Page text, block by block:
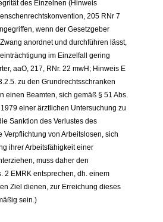
des Einzelnen (Hinweis
205 RNr 7
wenn der Gesetzgeber
anordnet und durchführen lässt,
im Einzelfall gering
aaO, 217, RNr. 22 mwH; Hinweis E
zu den Grundrechtsschranken
einen Beamten, sich gemäß § 51 Abs.
einer ärztlichen Untersuchung zu
Sanktion des Verlustes des
Verpflichtung von Arbeitslosen, sich
ihrer Arbeitsfähigkeit einer
muss daher den
2 EMRK entsprechen, dh. einem
Ziel dienen, zur Erreichung dieses
sein.)